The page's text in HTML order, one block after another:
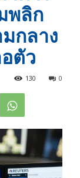
พลิก
กลาง
ตัว
0
130